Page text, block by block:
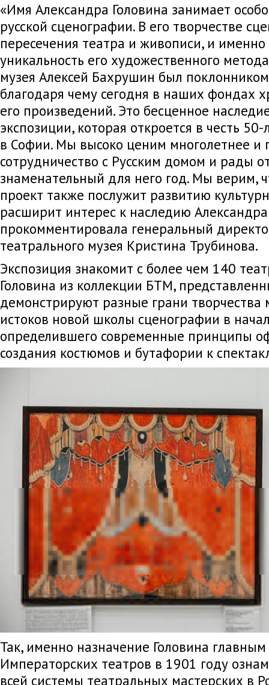
«Имя Александра Головина занимает
русской сценографии. В его творчестве
пересечения театра и живописи, и
уникальность его художественного
музея Алексей Бахрушин был
благодаря чему сегодня в наших фондах
его произведений. Это бесценное
экспозиции, которая откроется в честь
в Софии. Мы высоко ценим многолетнее и
сотрудничество с Русским домом и рады
знаменательный для него год. Мы верим,
проект также послужит развитию
расширит интерес к наследию Александра
прокомментировала генеральный
театрального музея Кристина Трубинова.
Экспозиция знакомит с более чем 140
Головина из коллекции БТМ,
демонстрируют разные грани творчества
истоков новой школы сценографии в
определившего современные принципы
создания костюмов и бутафории к
Так, именно назначение Головина
Императорских театров в 1901 году
всей системы театральных мастерских в